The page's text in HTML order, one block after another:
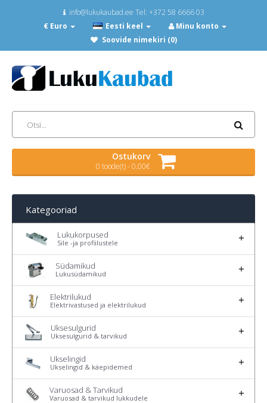
info@lukukaubad.ee Tel: +372 58 6666 03
€ Euro
Eesti keel
Minu konto
Soovide nimekiri (0)
Ostukorv
0 toode(t) - 0.00€
Kategooriad
Lukukorpused
Sile -ja profiilustele
Südamikud
Lukusüdamikud
Elektrilukud
Elektrivastused ja elektrilukud
Uksesulgurid
Uksesulgurid & tarvikud
Ukselingid
Ukselingid & käepidemed
Varuosad & Tarvikud
Varuosad & tarvikud lukkudele